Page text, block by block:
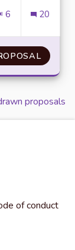
6 20
proposals
of conduct
étudiante